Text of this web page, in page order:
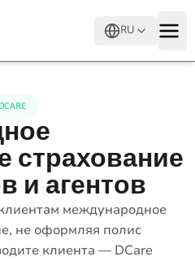
RU
страхование
и агентов
международное
не оформляя полис
клиента — DCare